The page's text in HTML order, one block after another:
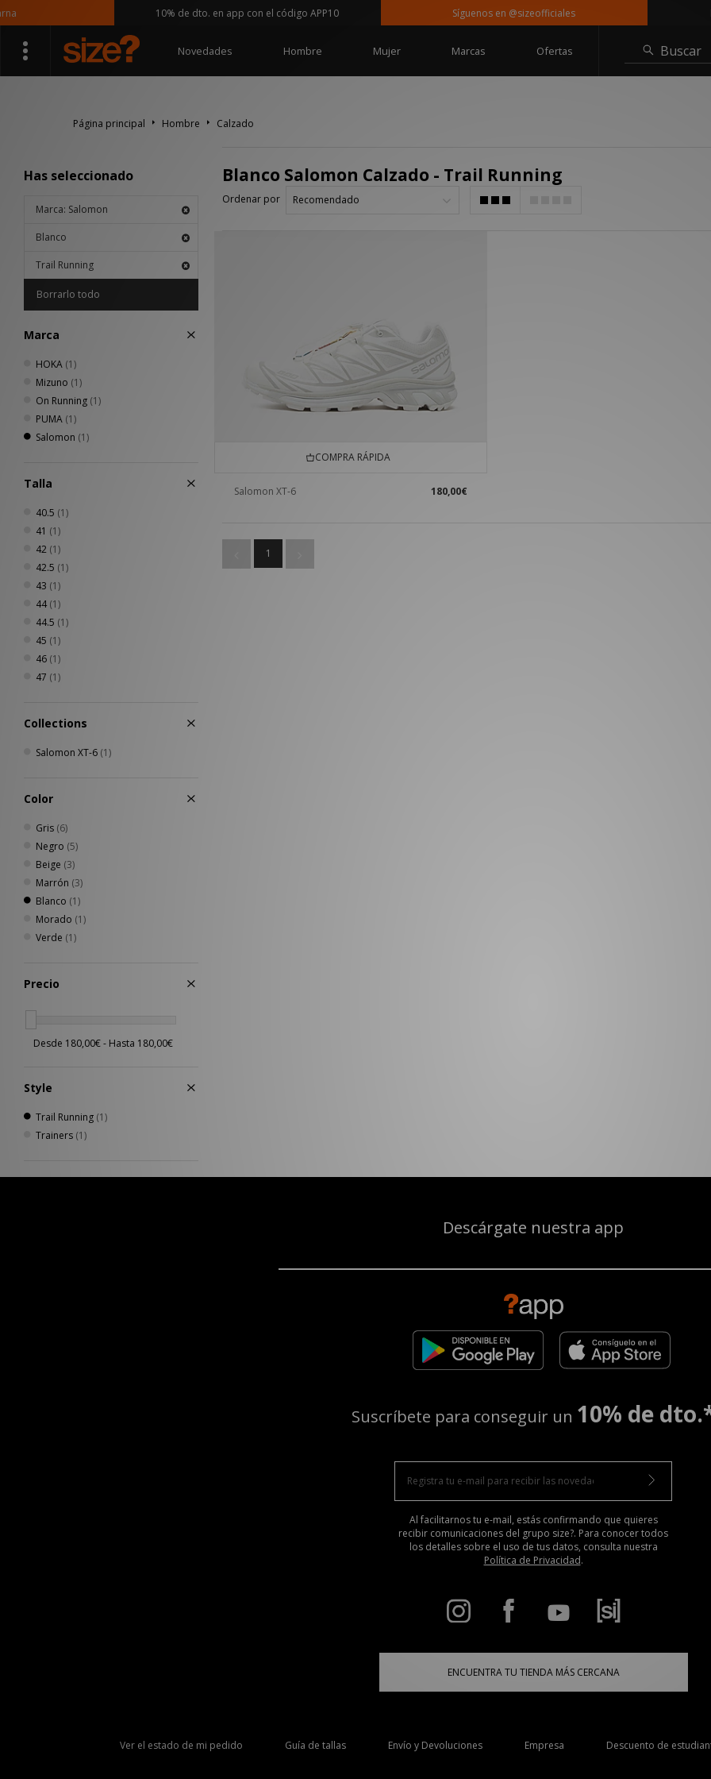
10% de dto. en app con el código APP10 Síguenos en @sizeofficiales
Novedades Hombre Mujer Marcas Ofertas Buscar
Página principal Hombre Calzado
Has seleccionado
Marca: Salomon
Blanco
Trail Running
Borrarlo todo
Marca
HOKA (1)
Mizuno (1)
On Running (1)
PUMA (1)
Salomon (1)
Talla
40.5 (1)
41 (1)
42 (1)
42.5 (1)
43 (1)
44(1)
44.5 (1)
45 (1)
46 (1)
47 (1)
Collections
Salomon XT-6 (1)
Color
Gris (6)
Negro (5)
Beige (3)
Marrón (3)
Blanco (1)
Morado (1)
Verde (1)
Precio
Style
Trail Running (1)
Trainers (1)
Blanco Salomon Calzado - Trail Running
Ordenar por
COMPRA RÁPIDA
Salomon XT-6 180,00€
1
Descárgate nuestra app
Suscríbete para conseguir un 10% de
Al facilitarnos tu e-mail, estás confirmando que quieres
recibir comunicaciones del grupo size?. Para conocer todos
los detalles sobre el uso de tus datos, consulta nuestra
Política de Privacidad.
ENCUENTRA TU TIENDA MÁS CERCANA
Ver el estado de mi pedido Guía de tallas Envío y Devoluciones Empresa Descuento de